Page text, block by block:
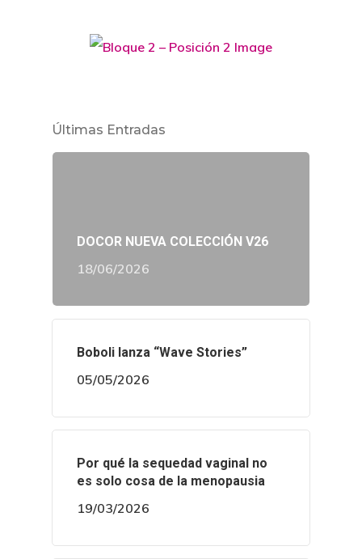
Últimas Entradas
DOCOR NUEVA COLECCIÓN V26
18/06/2026
Boboli lanza “Wave Stories”
05/05/2026
Por qué la sequedad vaginal no
es solo cosa de la menopausia
19/03/2026